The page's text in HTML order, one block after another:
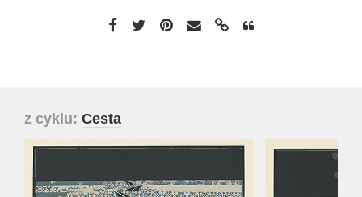
z cyklu: Cesta